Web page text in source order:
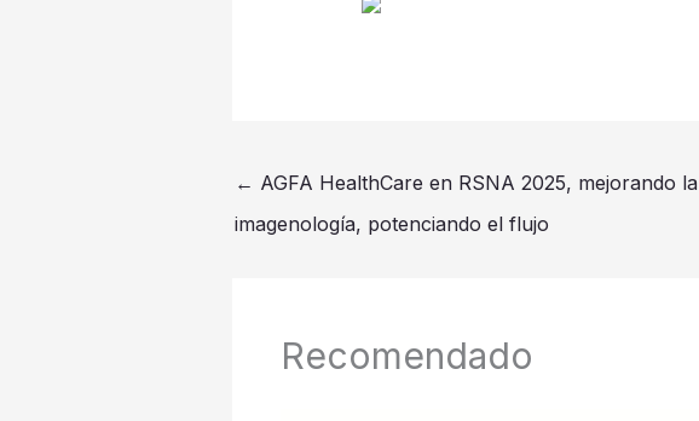
← AGFA HealthCare en RSNA 2025, mejorando la
imagenología, potenciando el flujo
Recomendado